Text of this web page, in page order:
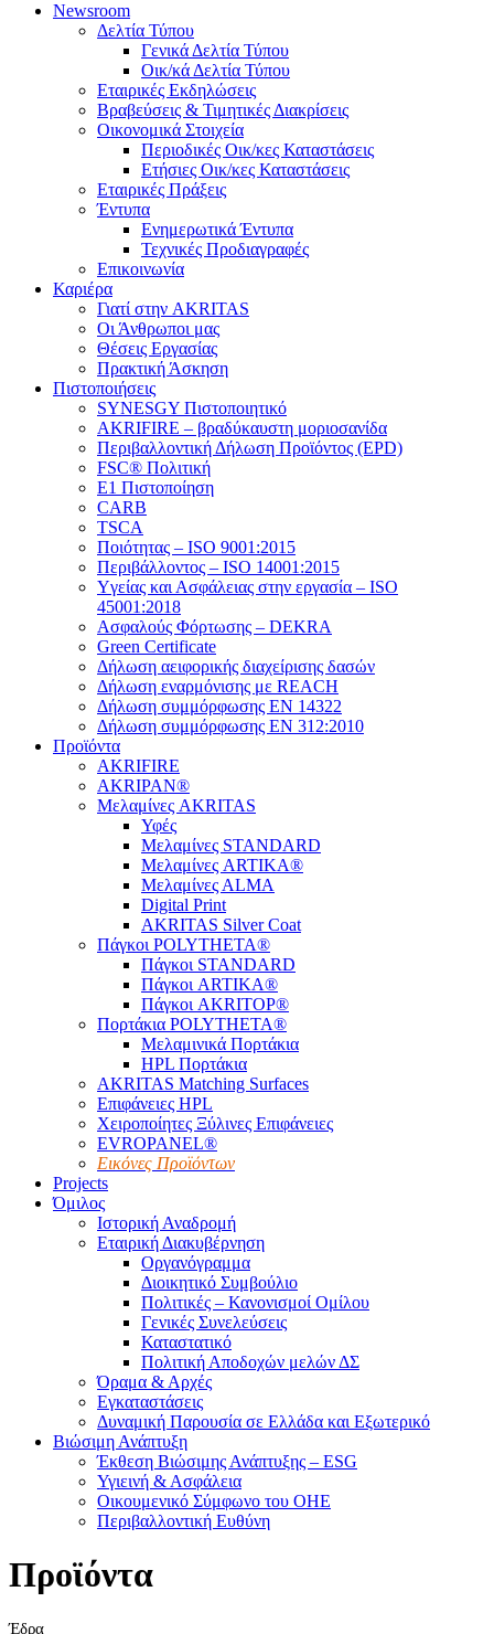
Newsroom
Δελτία Τύπου
Γενικά Δελτία Τύπου
Οικ/κά Δελτία Τύπου
Εταιρικές Εκδηλώσεις
Βραβεύσεις & Τιμητικές Διακρίσεις
Οικονομικά Στοιχεία
Περιοδικές Οικ/κες Καταστάσεις
Ετήσιες Οικ/κες Καταστάσεις
Εταιρικές Πράξεις
Έντυπα
Ενημερωτικά Έντυπα
Τεχνικές Προδιαγραφές
Επικοινωνία
Καριέρα
Γιατί στην AKRITAS
Οι Άνθρωποι μας
Θέσεις Εργασίας
Πρακτική Άσκηση
Πιστοποιήσεις
SYNESGY Πιστοποιητικό
AKRIFIRE – βραδύκαυστη μοριοσανίδα
Περιβαλλοντική Δήλωση Προϊόντος (EPD)
FSC® Πολιτική
E1 Πιστοποίηση
CARB
TSCA
Πoιότητας – ISO 9001:2015
Περιβάλλοντος – ISO 14001:2015
Yγείας και Ασφάλειας στην εργασία – ISO
45001:2018
Ασφαλούς Φόρτωσης – DEKRA
Green Certificate
Δήλωση αειφορικής διαχείρισης δασών
Δήλωση εναρμόνισης με REACH
Δήλωση συμμόρφωσης EN 14322
Δήλωση συμμόρφωσης EN 312:2010
Προϊόντα
AKRIFIRE
AKRIPAN®
Μελαμίνες AKRITAS
Υφές
Μελαμίνες STANDARD
Μελαμίνες ARTIKA®
Μελαμίνες ΑLMA
Digital Print
AKRITAS Silver Coat
Πάγκοι POLYTHETA®
Πάγκοι STANDARD
Πάγκοι ARTIKA®
Πάγκοι AKRITOP®
Πορτάκια POLYTHETA®
Μελαμινικά Πορτάκια
HPL Πορτάκια
AKRITAS Matching Surfaces
Επιφάνειες HPL
Χειροποίητες Ξύλινες Επιφάνειες
EVROPANEL®
Εικόνες Προϊόντων
Projects
Όμιλος
Ιστορική Αναδρομή
Εταιρική Διακυβέρνηση
Οργανόγραμμα
Διοικητικό Συμβούλιο
Πολιτικές – Κανονισμοί Ομίλου
Γενικές Συνελεύσεις
Καταστατικό
Πολιτική Αποδοχών μελών ΔΣ
Όραμα & Αρχές
Εγκαταστάσεις
Δυναμική Παρουσία σε Ελλάδα και Εξωτερικό
Βιώσιμη Ανάπτυξη
Έκθεση Βιώσιμης Ανάπτυξης – ESG
Υγιεινή & Ασφάλεια
Οικουμενικό Σύμφωνο του ΟΗΕ
Περιβαλλοντική Ευθύνη
Προϊόντα
Έδρα